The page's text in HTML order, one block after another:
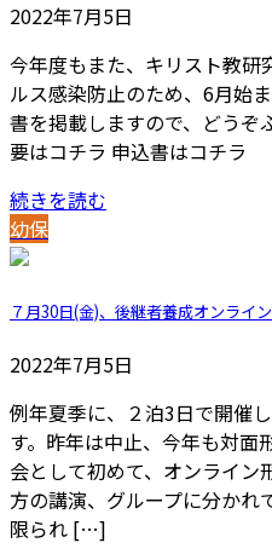
2022年7月5日
今年度もまた、キリスト教研
ルス感染防止のため、6月始
書を掲載しますので、どうぞ
要はコチラ 申込書はコチラ
続きを読む
幼保
７月30日(金)、後継者養成オンライ
2022年7月5日
例年夏季に、２泊3日で開催
す。昨年は中止、今年も対面
会として初めて、オンライン
方の講演、グループに分かれ
限られ […]